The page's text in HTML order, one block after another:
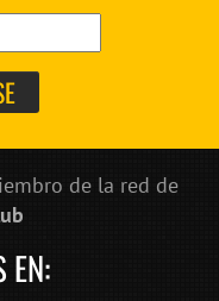
de la red de
EN: